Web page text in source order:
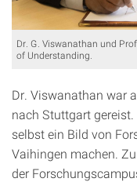
Dr. G. Viswanathan und
of Understanding.
Dr. Viswanathan war
nach Stuttgart
selbst ein Bild von
Vaihingen machen.
der